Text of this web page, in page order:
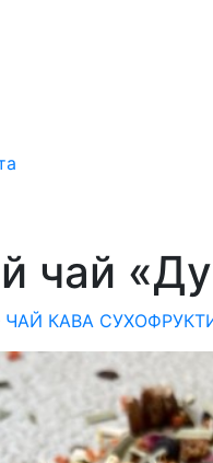
чай
ЧАЙ КАВА